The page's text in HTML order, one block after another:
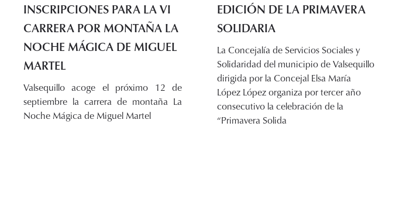
INSCRIPCIONES PARA LA VI
CARRERA POR MONTAÑA LA
NOCHE MÁGICA DE MIGUEL
MARTEL
Valsequillo acoge el próximo 12 de
septiembre la carrera de montaña La
Noche Mágica de Miguel Martel
EDICIÓN DE LA PRIMAVERA
SOLIDARIA
La Concejalía de Servicios Sociales y
Solidaridad del municipio de Valsequillo
dirigida por la Concejal Elsa María
López López organiza por tercer año
consecutivo la celebración de la
“Primavera Solida